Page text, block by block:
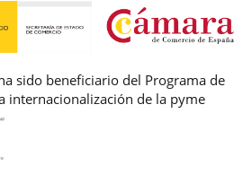
sido beneficiario del Programa de
internacionalización de la pyme